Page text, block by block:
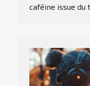
caféine issue du